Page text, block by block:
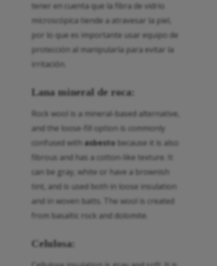
tener en cuenta que la fibra de vidrio
microscópica tiende a atravesar la piel,
por lo que es importante usar equipo de
protección al manipularla para evitar la
irritación.
Lana mineral de roca:
Rock wool is a mineral-based alternative,
and the loose-fill option is commonly
confused with asbesto because it is also
fibrous and has a cotton-like texture. It
can be gray, white or have a brownish
tint, and is used both in loose insulation
and in woven batts. The wool is created
from basaltic rock and dolomite.
Celulosa: